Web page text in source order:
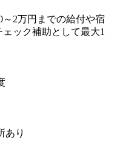
2万円までの給付や宿
ック補助として最大1
あり